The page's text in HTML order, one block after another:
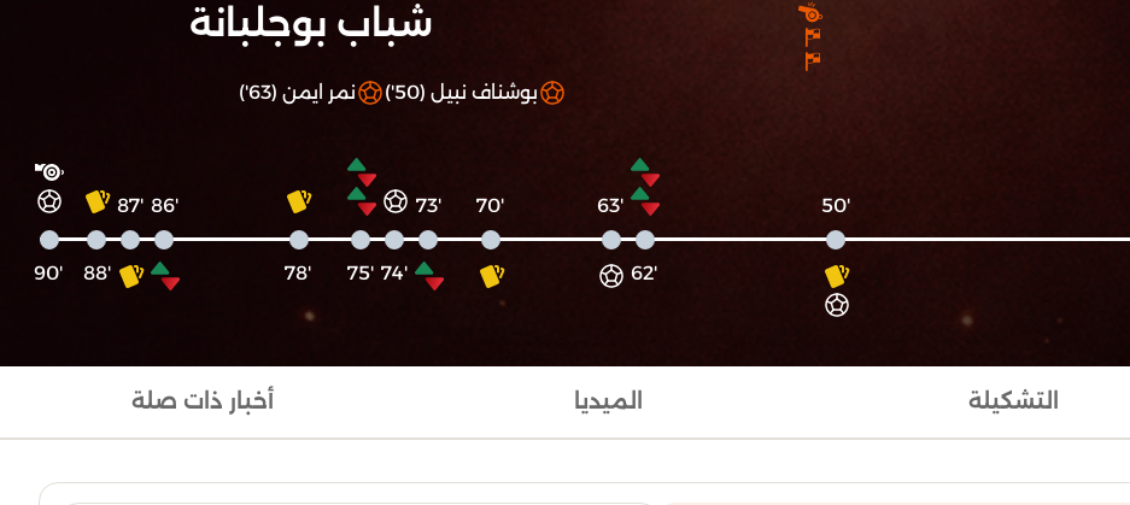
شباب بوجلبانة
بوشناف نبيل (50') نمر ايمن (63')
'50
'62
'63
'70
'73
'74
'75
'78
'86
'87
'88
'90
التشكيلة الميديا أخبار ذات صلة